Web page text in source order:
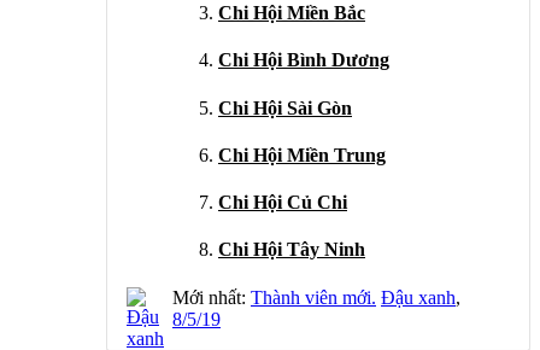
Chi Hội Miền Bắc
Chi Hội Bình Dương
Chi Hội Sài Gòn
Chi Hội Miền Trung
Chi Hội Củ Chi
Chi Hội Tây Ninh
Mới nhất: Thành viên mới. Đậu xanh,
8/5/19